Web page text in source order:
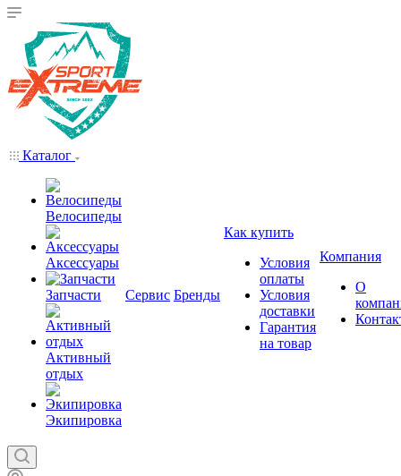
Каталог
Велосипеды
Аксессуары
Запчасти
Активный
отдых
Экипировка
Сервис Бренды
Как купить
Условия
оплаты
Условия
доставки
Гарантия
на товар
Компания
О